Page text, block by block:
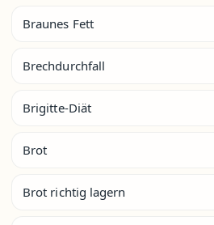
Braunes Fett
Brechdurchfall
Brigitte-Diät
Brot
Brot richtig lagern